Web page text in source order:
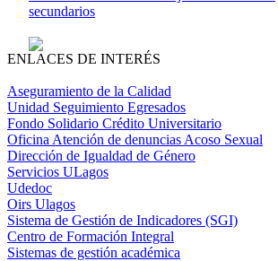
secundarios
ENLACES DE INTERÉS
Aseguramiento de la Calidad
Unidad Seguimiento Egresados
Fondo Solidario Crédito Universitario
Oficina Atención de denuncias Acoso Sexual
Dirección de Igualdad de Género
Servicios ULagos
Udedoc
Oirs Ulagos
Sistema de Gestión de Indicadores (SGI)
Centro de Formación Integral
Sistemas de gestión académica